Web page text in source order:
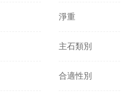
淨重
主石類別
合適性別